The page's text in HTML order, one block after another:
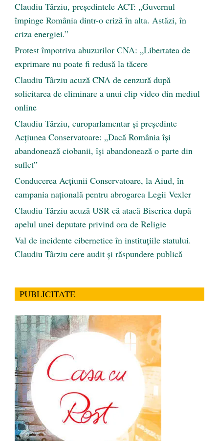
Claudiu Târziu, președintele ACT: „Guvernul
împinge România dintr-o criză în alta. Astăzi, în
criza energiei.”
Protest împotriva abuzurilor CNA: „Libertatea de
exprimare nu poate fi redusă la tăcere
Claudiu Târziu acuză CNA de cenzură după
solicitarea de eliminare a unui clip video din mediul
online
Claudiu Târziu, europarlamentar și președinte
Acțiunea Conservatoare: „Dacă România își
abandonează ciobanii, își abandonează o parte din
suflet”
Conducerea Acțiunii Conservatoare, la Aiud, în
campania națională pentru abrogarea Legii Vexler
Claudiu Târziu acuză USR că atacă Biserica după
apelul unei deputate privind ora de Religie
Val de incidente cibernetice în instituțiile statului.
Claudiu Târziu cere audit și răspundere publică
PUBLICITATE